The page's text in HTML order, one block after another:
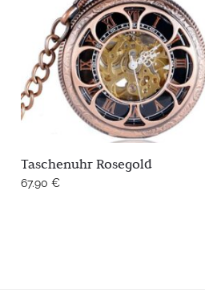
Taschenuhr Rosegold
67.90€